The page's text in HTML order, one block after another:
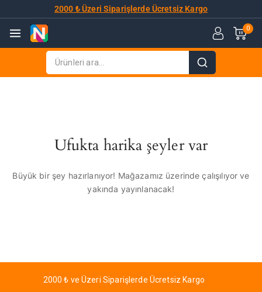
2000 ₺ Üzeri Siparişlerde Ücretsiz Kargo
0
Ufukta harika şeyler var
Büyük bir şey hazırlanıyor! Mağazamız üzerinde çalışılıyor ve
yakında yayınlanacak!
2000 ₺ ve Üzeri Siparişlerde Ücretsiz Kargo